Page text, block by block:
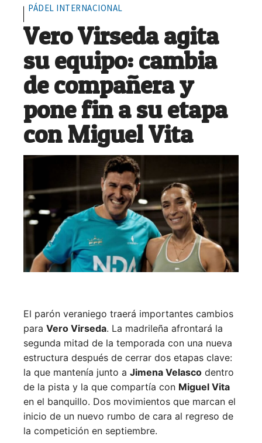
PÁDEL INTERNACIONAL
Vero Virseda agita
su equipo: cambia
de compañera y
pone fin a su etapa
con Miguel Vita
El parón veraniego traerá importantes cambios
para Vero Virseda. La madrileña afrontará la
segunda mitad de la temporada con una nueva
estructura después de cerrar dos etapas clave:
la que mantenía junto a Jimena Velasco dentro
de la pista y la que compartía con Miguel Vita
en el banquillo. Dos movimientos que marcan el
inicio de un nuevo rumbo de cara al regreso de
la competición en septiembre.